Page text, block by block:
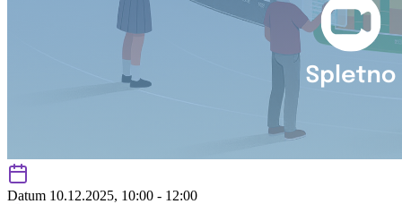
Datum 10.12.2025, 10:00 - 12:00